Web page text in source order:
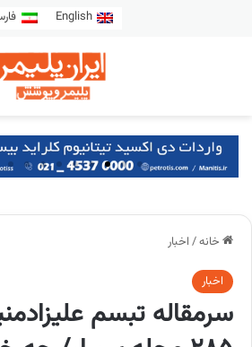
English
خانه/ اخبار
اخبار
سرمقاله تبسم